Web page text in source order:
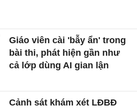
Giáo viên cài 'bẫy ẩn' trong
bài thi, phát hiện gần như
cả lớp dùng AI gian lận
Cảnh sát khám xét LĐBĐ